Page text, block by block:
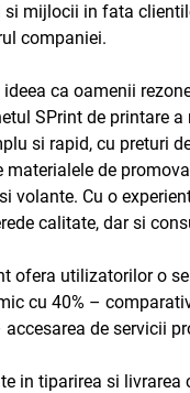
mijlocii in fata
companiei.
ideea ca oamenii
SPrint de printare
si rapid, cu preturi
materialele de
volante. Cu o
calitate, dar si
ofera utilizatorilor o
cu 40% –
accesarea de servicii
in tiparirea si